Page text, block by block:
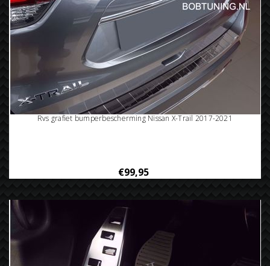
Rvs grafiet bumperbescherming Nissan X-Trail 2017-2021
€99,95